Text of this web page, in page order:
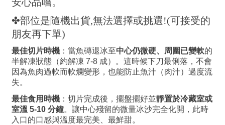
✤部位是隨機出貨,無法選擇或挑選!(可接受的
朋友再下單)
最佳切片時機 ：當魚磚退冰至中心仍微硬、周圍已變軟的
半解凍狀態（約解凍 7-8 成）。這時候下刀最俐落，不會
因為魚肉過軟而軟爛變形，也能防止魚汁（肉汁）過度流
失。
最佳食用時機 ：切片完成後，擺盤擺好並靜置於冷藏室或
室溫 5-10 分鐘。讓中心殘留的微量冰沙完全化開，此時
入口的口感與溫度最完美、最鮮甜。